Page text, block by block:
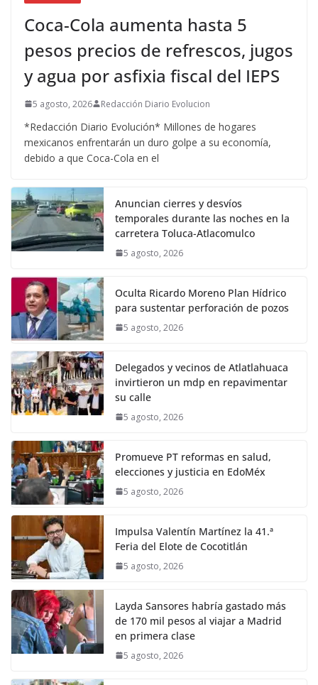
Coca-Cola aumenta hasta 5
pesos precios de refrescos, jugos
y agua por asfixia fiscal del IEPS
5 agosto, 2026 Redacción Diario Evolucion
*Redacción Diario Evolución* Millones de hogares
mexicanos enfrentarán un duro golpe a su economía,
debido a que Coca-Cola en el
Anuncian cierres y desvíos
temporales durante las noches en la
carretera Toluca-Atlacomulco
5 agosto, 2026
Oculta Ricardo Moreno Plan Hídrico
para sustentar perforación de pozos
5 agosto, 2026
Delegados y vecinos de Atlatlahuaca
invirtieron un mdp en repavimentar
su calle
5 agosto, 2026
Promueve PT reformas en salud,
elecciones y justicia en EdoMéx
5 agosto, 2026
Impulsa Valentín Martínez la 41.ª
Feria del Elote de Cocotitlán
5 agosto, 2026
Layda Sansores habría gastado más
de 170 mil pesos al viajar a Madrid
en primera clase
5 agosto, 2026